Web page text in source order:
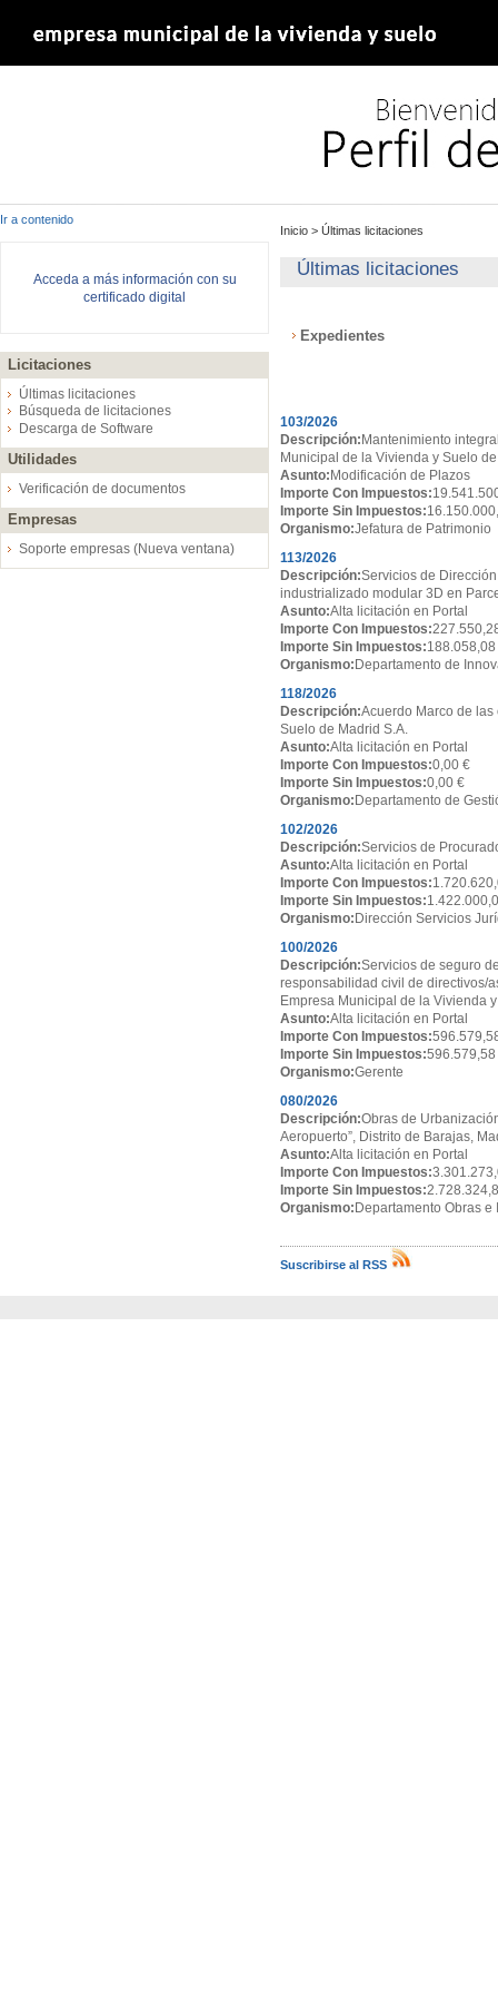
Ir a contenido
Acceda a más información con su
certificado digital
Licitaciones
Últimas licitaciones
Búsqueda de licitaciones
Descarga de Software
Utilidades
Verificación de documentos
Empresas
Soporte empresas (Nueva ventana)
Inicio > Últimas licitaciones
Últimas licitaciones
Expedientes
103/2026
Descripción: Mantenimiento
Municipal de la Vivienda y Suelo
Asunto: Modificación de Plazos
Importe Con Impuestos:
Importe Sin Impuestos:
Organismo:Jefatura de Patrimonio
113/2026
Descripción:Servicios de
industrializado modular 3D en
Asunto:Alta licitación en Portal
Importe Con Impuestos:
Importe Sin Impuestos:188.058,08
Organismo: Departamento de
118/2026
Descripción:Acuerdo Marco de
Suelo de Madrid S.A.
Asunto:Alta licitación en Portal
Importe Con Impuestos:0,00 €
Importe Sin Impuestos:0,00 €
Organismo: Departamento de
102/2026
Descripción:Servicios de
Asunto:Alta licitación en Portal
Importe Con Impuestos:
Importe Sin Impuestos:
Organismo: Dirección Servicios
100/2026
Descripción:Servicios de seguro
responsabilidad civil de directivos/
Empresa Municipal de la Vivienda
Asunto:Alta licitación en Portal
Importe Con Impuestos:
Importe Sin Impuestos:596.579,58
Organismo:Gerente
080/2026
Descripción:Obras de
Aeropuerto”, Distrito de Barajas,
Asunto:Alta licitación en Portal
Importe Con Impuestos:
Importe Sin Impuestos:
Organismo: Departamento Obras e
Suscribirse al RSS